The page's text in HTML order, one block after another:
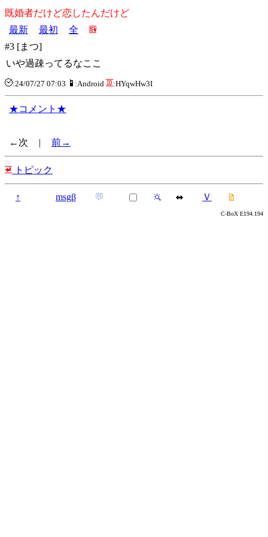
既婚者だけど恋したんだけど
最新
最初
全
#3 [まつ]
いや過疎ってるなここ
:24/07/27 07:03 :Android :HYqwHw3I
★コメント★
←次 | 前→
トピック
↑ msgβ 💬 Ｖ
C-BoX E194.194